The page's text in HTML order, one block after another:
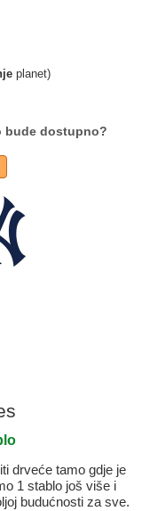
planet)
bude dostupno?
drveće tamo gdje je
1 stablo još više i
budućnosti za sve.